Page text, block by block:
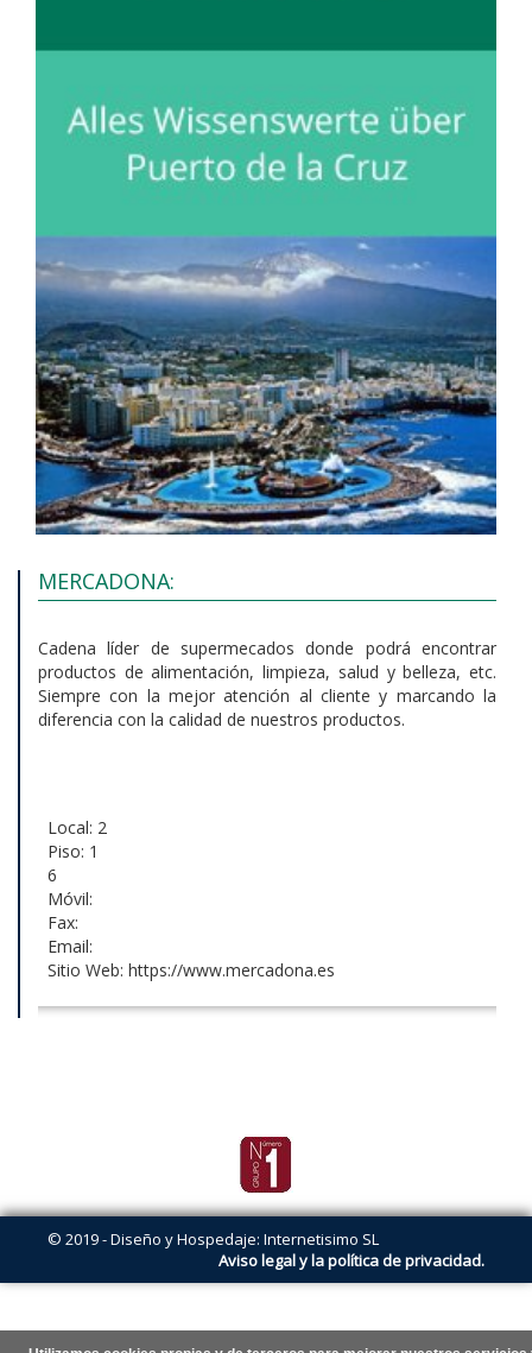
MERCADONA:
Cadena líder de supermecados donde podrá encontrar
productos de alimentación, limpieza, salud y belleza, etc.
Siempre con la mejor atención al cliente y marcando la
diferencia con la calidad de nuestros productos.
Local: 2
Piso: 1
6
Móvil:
Fax:
Email:
Sitio Web: https://www.mercadona.es
© 2019 - Diseño y Hospedaje: Internetisimo SL
Aviso legal y la política de privacidad.